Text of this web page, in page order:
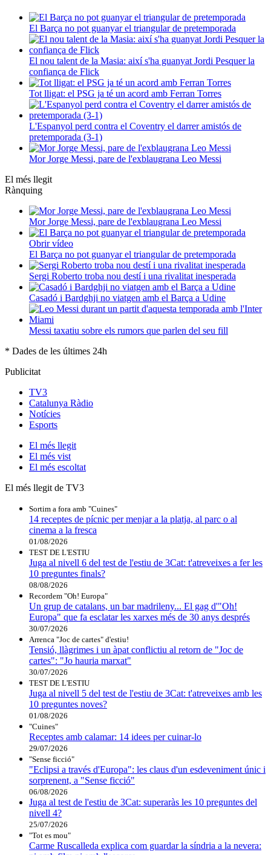
El Barça no pot guanyar el triangular de pretemporada
El nou talent de la Masia: així s'ha guanyat Jordi Pesquer la
confiança de Flick
Tot lligat: el PSG ja té un acord amb Ferran Torres
L'Espanyol perd contra el Coventry el darrer amistós de
pretemporada (3-1)
Mor Jorge Messi, pare de l'exblaugrana Leo Messi
El més llegit
Rànquing
Mor Jorge Messi, pare de l'exblaugrana Leo Messi
Obrir vídeo
El Barça no pot guanyar el triangular de pretemporada
Sergi Roberto troba nou destí i una rivalitat inesperada
Casadó i Bardghji no viatgen amb el Barça a Udine
Messi taxatiu sobre els rumors que parlen del seu fill
* Dades de les últimes 24h
Publicitat
TV3
Catalunya Ràdio
Notícies
Esports
El més llegit
El més vist
El més escoltat
El més llegit de TV3
Sortim a fora amb "Cuines"
14 receptes de pícnic per menjar a la platja, al parc o al
cinema a la fresca
01/08/2026
TEST DE L'ESTIU
Juga al nivell 6 del test de l'estiu de 3Cat: t'atreveixes a fer les
10 preguntes finals?
08/08/2026
Recordem "Oh! Europa"
Un grup de catalans, un bar madrileny... El gag d'"Oh!
Europa" que fa esclatar les xarxes més de 30 anys després
30/07/2026
Arrenca "Joc de cartes" d'estiu!
Tensió, llàgrimes i un àpat conflictiu al retorn de "Joc de
cartes": "Jo hauria marxat"
30/07/2026
TEST DE L'ESTIU
Juga al nivell 5 del test de l'estiu de 3Cat: t'atreveixes amb les
10 preguntes noves?
01/08/2026
"Cuines"
Receptes amb calamar: 14 idees per cuinar-lo
29/07/2026
"Sense ficció"
"Eclipsi a través d'Europa": les claus d'un esdeveniment únic i
sorprenent, a "Sense ficció"
06/08/2026
Juga al test de l'estiu de 3Cat: superaràs les 10 preguntes del
nivell 4?
25/07/2026
"Tot es mou"
Carme Ruscalleda explica com guardar la síndria a la nevera: